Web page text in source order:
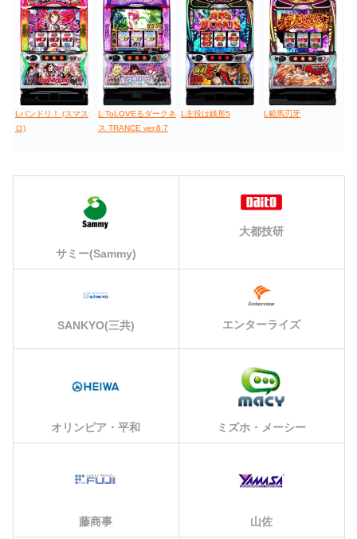
Lバンドリ！ (スマス
ロ)
L ToLOVEるダークネ
ス TRANCE ver.8.7
L主役は銭形5 L範馬刃牙
サミー(Sammy)
大都技研
SANKYO(三共) エンターライズ
オリンピア・平和 ミズホ・メーシー
藤商事 山佐